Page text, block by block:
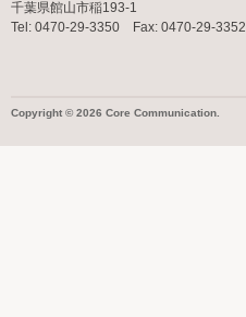
千葉県館山市稲193-1
Tel: 0470-29-3350 Fax: 0470-29-3352
Copyright © 2026 Core Communication.